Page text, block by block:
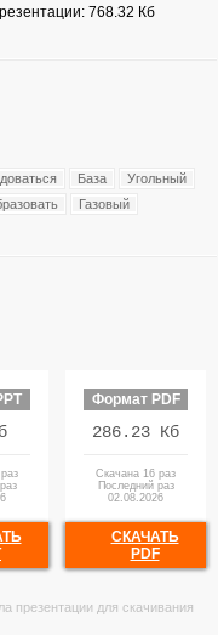
768.32 Кб
База
Угольный
Газовый
Формат PDF
286.23 Кб
Скачана 16 раз
Последний раз
02.08.2026
СКАЧАТЬ
PDF
презентации для скачивания